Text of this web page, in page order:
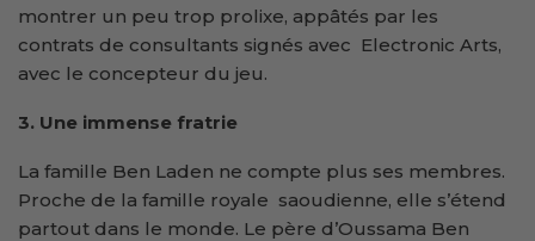
montrer un peu trop prolixe, appâtés par les
contrats de consultants signés avec Electronic Arts,
avec le concepteur du jeu.
3. Une immense fratrie
La famille Ben Laden ne compte plus ses membres.
Proche de la famille royale saoudienne, elle s’étend
partout dans le monde. Le père d’Oussama Ben